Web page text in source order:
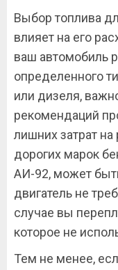
Выбор топлива
влияет на его
ваш автомобиль
определенного
или дизеля,
рекомендаций
лишних затрат
дорогих марок
АИ-92, может
двигатель не
случае вы
которое не
Тем не менее,